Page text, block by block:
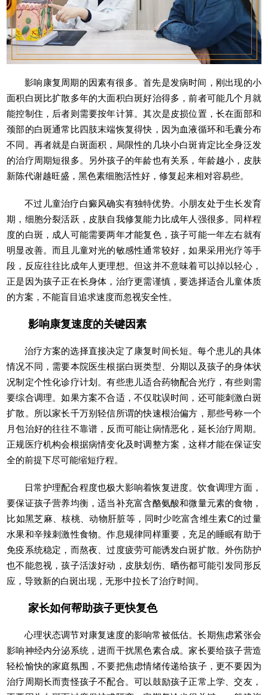
影响康复周期的因素有很多。首先是发病时间，刚出现的小
面积白斑比扩散多年的大面积白斑好治得多，前者可能几个月就
能控制住，后者则需要按年计算。其次是皮损位置，长在面部和
颈部的白斑通常比四肢末端恢复得快，因为血液循环和毛囊分布
不同。再者就是白斑面积，局限性的几块小白斑肯定比全身泛发
的治疗周期短很多。另外孩子的年龄也有关系，年龄越小，皮肤
新陈代谢越旺盛，黑色素细胞活性好，修复起来相对容易些。
不过儿童治疗白癜风确实有独特优势。小朋友处于生长发育
期，细胞分裂活跃，皮肤自我修复能力比成年人强很多。同样程
度的白斑，成人可能需要两年才能复色，孩子可能一年左右就有
明显改善。而且儿童对光的敏感性通常较好，如果采用光疗等手
段，反应往往比成年人更理想。但这并不意味着可以掉以轻心，
正是因为孩子正在长身体，治疗更需谨慎，要选择适合儿童体质
的方案，不能盲目追求速度而忽视安全性。
影响康复速度的关键因素
治疗方案的选择直接决定了康复时间长短。每个患儿的具体
情况不同，需要本院医生根据白斑类型、分期以及孩子的身体状
况制定个性化诊疗计划。有些患儿适合药物配合光疗，有些则需
要综合调理。如果方案不合适，不仅耽误时间，还可能刺激白斑
扩散。所以家长千万别轻信所谓的快速根治偏方，那些号称一个
月包治好的往往不靠谱，反而可能让病情恶化，延长治疗周期。
正规医疗机构会根据病情变化及时调整方案，这样才能在保证安
全的前提下尽可能缩短疗程。
日常护理配合程度也极大影响着恢复进度。饮食调理方面，
要保证孩子营养均衡，适当补充富含酪氨酸和微量元素的食物，
比如黑芝麻、核桃、动物肝脏等，同时少吃富含维生素C的过量
水果和辛辣刺激性食物。作息规律同样重要，充足的睡眠有助于
免疫系统稳定，而熬夜、过度疲劳可能诱发白斑扩散。外伤防护
也不能忽视，孩子活泼好动，皮肤划伤、晒伤都可能引发同形反
应，导致新的白斑出现，无形中拉长了治疗时间。
家长如何帮助孩子更快复色
心理状态调节对康复速度的影响常被低估。长期焦虑紧张会
影响神经内分泌系统，进而干扰黑色素合成。家长要给孩子营造
轻松愉快的家庭氛围，不要把焦虑情绪传递给孩子，更不要因为
治疗周期长而责怪孩子不配合。可以鼓励孩子正常上学、交友，